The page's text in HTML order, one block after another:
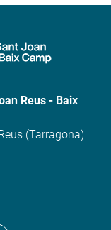
Reus - Baix
(Tarragona)